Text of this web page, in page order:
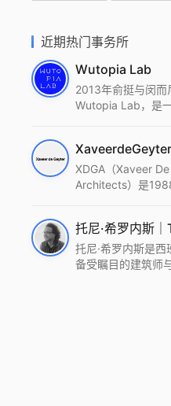
近期热门事务所
Wutopia Lab
2013年俞挺与闵而
Wutopia Lab，是
统这种新的思维范
和生活性为介入设
工具，从而推动建
2022 DFA中获
A+ Firm Awards中
Mention：Best
XaveerdeGeyter
XDGA（Xaveer
Architects）是
进的设计方法、多
化的作品著称，曾
Bigmat奖等多项重
托尼·希罗内斯是
备受瞩目的建筑师